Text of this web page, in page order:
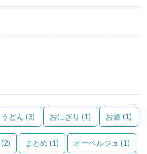
うどん (3) おにぎり (1) お酒(1)
(2) まとめ (1) オーベルジュ (1)